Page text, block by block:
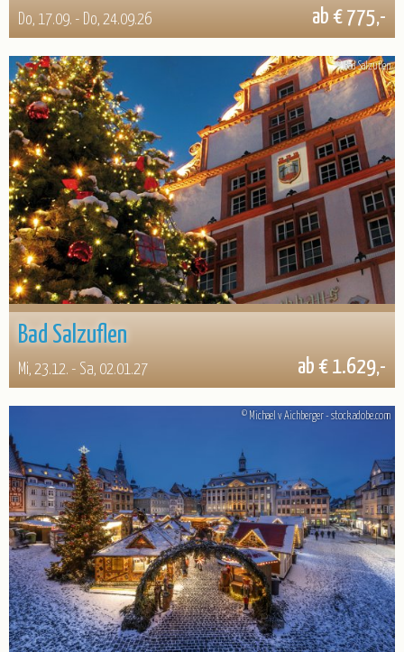
Do, 17.09. - Do, 24.09.26 ab € 775,-
© Bad Salzuflen
Bad Salzuflen
Mi, 23.12. - Sa, 02.01.27 ab € 1.629,-
© Michael v Aichberger - stock.adobe.com